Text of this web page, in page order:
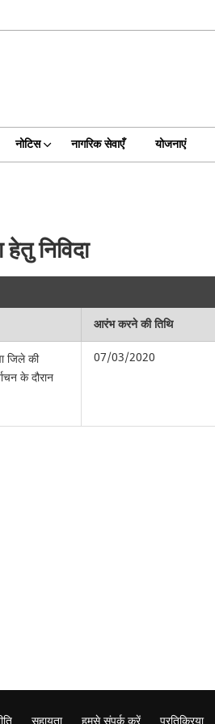
नोटिस नागरिक सेवाएँ योजनाएं
निविदा
आरंभ करने की तिथि
जिले की
के दौरान
07/03/2020